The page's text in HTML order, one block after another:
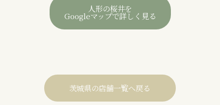
人形の桜井を
Googleマップで詳しく見る
茨城県の店舗一覧へ戻る